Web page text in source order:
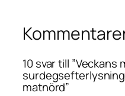
10 svar till ”Veckans
matnörd”